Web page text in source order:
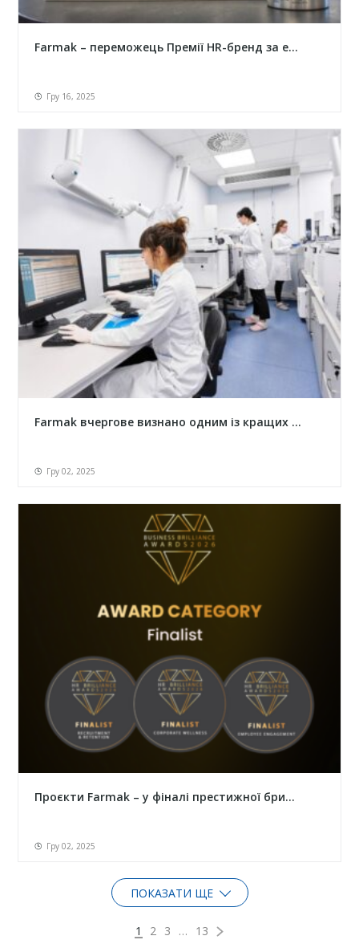
Farmak – переможець Премії HR-бренд за е...
Гру 16, 2025
Farmak вчергове визнано одним із кращих ...
Гру 02, 2025
Проєкти Farmak – у фіналі престижної бри...
Гру 02, 2025
ПОКАЗАТИ ЩЕ
1 2 3 … 13